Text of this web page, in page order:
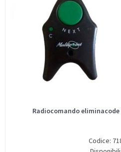
Radiocomando
Codice: